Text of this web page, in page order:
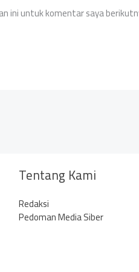
ini untuk komentar saya
Tentang Kami
Redaksi
Pedoman Media Siber